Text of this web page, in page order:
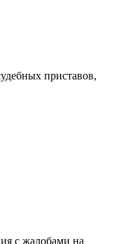
приставов,
с жалобами на